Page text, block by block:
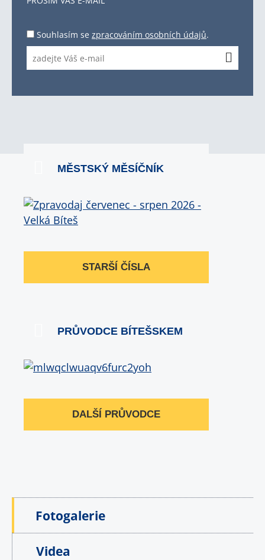
Souhlasím se zpracováním osobních údajů.
MĚSTSKÝ MĚSÍČNÍK
STARŠÍ ČÍSLA
PRŮVODCE BÍTEŠSKEM
DALŠÍ PRŮVODCE
Fotogalerie
Videa